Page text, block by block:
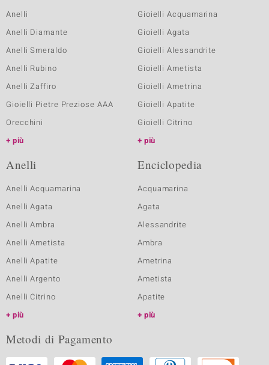
Anelli
Anelli Diamante
Anelli Smeraldo
Anelli Rubino
Anelli Zaffiro
Gioielli Pietre Preziose AAA
Orecchini
più
Gioielli Acquamarina
Gioielli Agata
Gioielli Alessandrite
Gioielli Ametista
Gioielli Ametrina
Gioielli Apatite
Gioielli Citrino
più
Anelli
Anelli Acquamarina
Anelli Agata
Anelli Ambra
Anelli Ametista
Anelli Apatite
Anelli Argento
Anelli Citrino
più
Enciclopedia
Acquamarina
Agata
Alessandrite
Ambra
Ametrina
Ametista
Apatite
più
Metodi di Pagamento